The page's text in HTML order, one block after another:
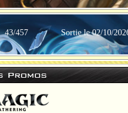
43/457 Sortie le 02/10/
Promos